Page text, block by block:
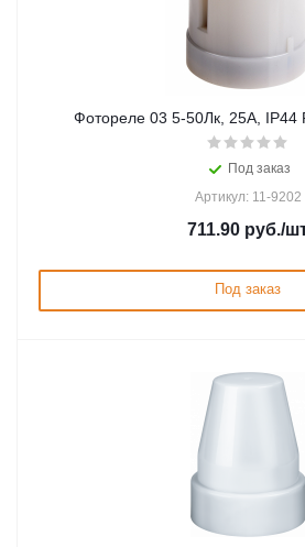
Фотореле 03 5-50Лк, 25А, IP44
Под заказ
Артикул: 11-9202
711.90 руб./
Под заказ